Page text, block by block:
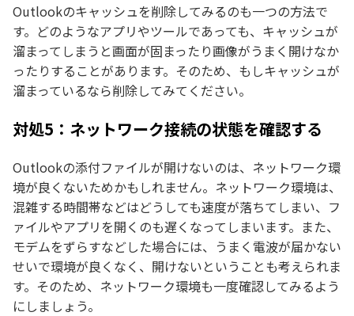
Outlookのキャッシュを削除してみるのも一つの方法で
す。どのようなアプリやツールであっても、キャッシュが
溜まってしまうと画面が固まったり画像がうまく開けなか
ったりすることがあります。そのため、もしキャッシュが
溜まっているなら削除してみてください。
対処5：ネットワーク接続の状態を確認する
Outlookの添付ファイルが開けないのは、ネットワーク環
境が良くないためかもしれません。ネットワーク環境は、
混雑する時間帯などはどうしても速度が落ちてしまい、フ
ァイルやアプリを開くのも遅くなってしまいます。また、
モデムをずらすなどした場合には、うまく電波が届かない
せいで環境が良くなく、開けないということも考えられま
す。そのため、ネットワーク環境も一度確認してみるよう
にしましょう。